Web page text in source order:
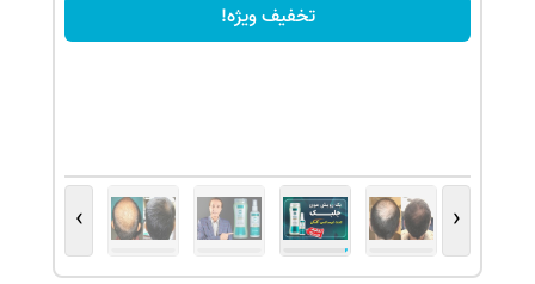
تخفیف ویژه!
‹
›